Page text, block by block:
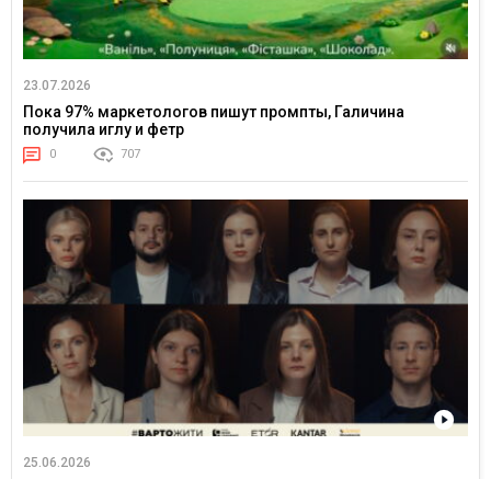
23.07.2026
Пока 97% маркетологов пишут промпты, Галичина
получила иглу и фетр
0 707
25.06.2026